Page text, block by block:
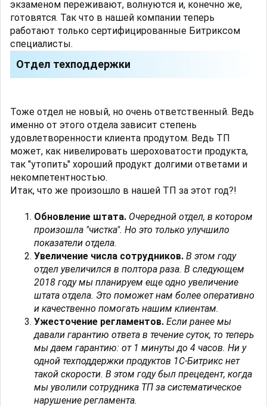
экзаменом переживают, волнуются и, конечно же,
готовятся. Так что в нашей компании теперь
работают только сертифицированные Битриксом
специалисты.
Отдел техподдержки
Тоже отдел не новый, но очень ответственный. Ведь
именно от этого отдела зависит степень
удовлетворенности клиента продутом. Ведь ТП
может, как нивелировать шероховатости продукта,
так "утопить" хороший продукт долгими ответами и
некомпетентностью.
Итак, что же произошло в нашей ТП за этот год?!
Обновление штата. Очередной отдел, в котором
произошла "чистка". Но это только улучшило
показатели отдела.
Увеличение числа сотрудников. В этом году
отдел увеличился в полтора раза. В следующем
2018 году мы планируем еще одно увеличение
штата отдела. Это поможет нам более оперативно
и качественно помогать нашим клиентам.
Ужесточение регламентов. Если ранее мы
давали гарантию ответа в течение суток, то теперь
мы даем гарантию: от 1 минуты до 4 часов. Ни у
одной техподдержки продуктов 1С-Битрикс нет
такой скорости. В этом году был прецедент, когда
мы уволили сотрудника ТП за систематическое
нарушение регламента.